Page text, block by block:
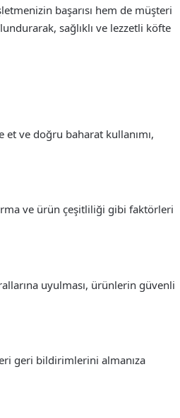
başarısı hem de müşteri
sağlıklı ve lezzetli köfte
et ve doğru baharat kullanımı,
ve ürün çeşitliliği gibi faktörleri
uyulması, ürünlerin güvenli
geri bildirimlerini almanıza